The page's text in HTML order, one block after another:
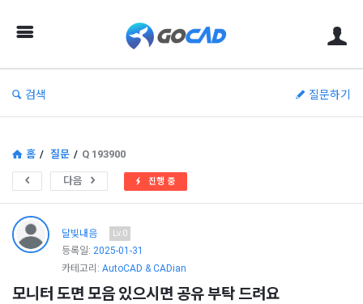
캐
(CAD)
정
보
의
중
심
검색 질문하기
홈 / 질문 / Q 193900
다음 진행 중
달빛내음 Lv.0
등록일: 2025-01-31
카테고리: AutoCAD & CADian
모니터 도면 모음 있으시면 공유 부탁 드려요